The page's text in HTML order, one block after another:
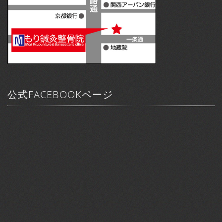
公式FACEBOOKページ